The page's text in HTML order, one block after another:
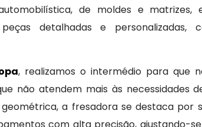
de moldes e matrizes,
detalhadas e personalizadas,
, realizamos o intermédio para que
não atendem mais às necessidades
a fresadora se destaca por